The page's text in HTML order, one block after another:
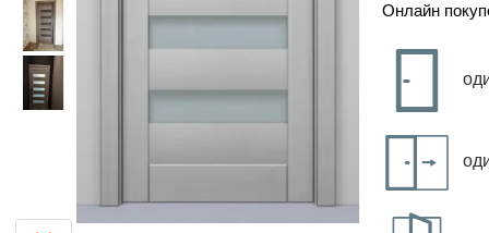
Онлайн